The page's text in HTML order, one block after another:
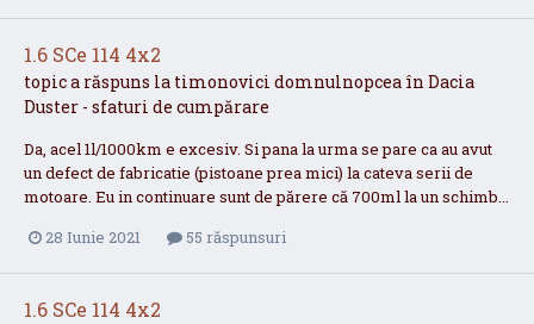
1.6 SCe 114 4x2
topic a răspuns la timonovici domnulnopcea în Dacia
Duster - sfaturi de cumpărare
Da, acel 1l/1000km e excesiv. Si pana la urma se pare ca au avut
un defect de fabricatie (pistoane prea mici) la cateva serii de
motoare. Eu in continuare sunt de părere că 700ml la un schimb...
28 Iunie 2021
55 răspunsuri
1.6 SCe 114 4x2